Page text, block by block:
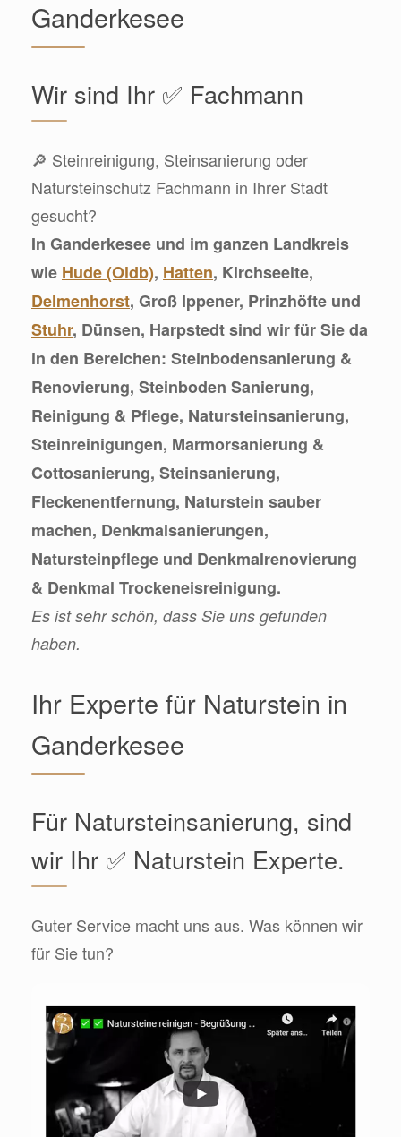
Ganderkesee
Wir sind Ihr ✅ Fachmann
🔎 Steinreinigung, Steinsanierung oder
Natursteinschutz Fachmann in Ihrer Stadt
gesucht?
In Ganderkesee und im ganzen Landkreis
wie Hude (Oldb), Hatten, Kirchseelte,
Delmenhorst, Groß Ippener, Prinzhöfte und
Stuhr, Dünsen, Harpstedt sind wir für Sie da
in den Bereichen: Steinbodensanierung &
Renovierung, Steinboden Sanierung,
Reinigung & Pflege, Natursteinsanierung,
Steinreinigungen, Marmorsanierung &
Cottosanierung, Steinsanierung,
Fleckenentfernung, Naturstein sauber
machen, Denkmalsanierungen,
Natursteinpflege und Denkmalrenovierung
& Denkmal Trockeneisreinigung.
Es ist sehr schön, dass Sie uns gefunden
haben.
Ihr Experte für Naturstein in
Ganderkesee
Für Natursteinsanierung, sind
wir Ihr ✅ Naturstein Experte.
Guter Service macht uns aus. Was können wir
für Sie tun?